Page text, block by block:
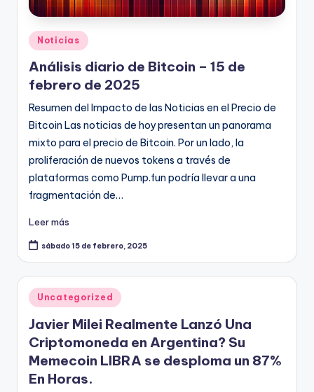
Publicado
en
Noticias
Análisis diario de Bitcoin – 15 de
febrero de 2025
Resumen del Impacto de las Noticias en el Precio de
Bitcoin Las noticias de hoy presentan un panorama
mixto para el precio de Bitcoin. Por un lado, la
proliferación de nuevos tokens a través de
plataformas como Pump.fun podría llevar a una
fragmentación de…
Leer más
sábado 15 de febrero, 2025
Publicado
en
Uncategorized
Javier Milei Realmente Lanzó Una
Criptomoneda en Argentina? Su
Memecoin LIBRA se desploma un 87%
En Horas.